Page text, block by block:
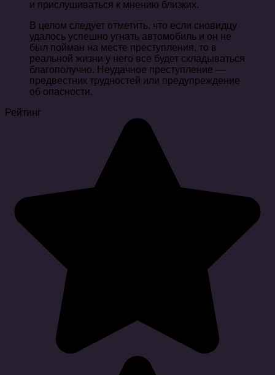
и прислушиваться к мнению близких.
В целом следует отметить, что если сновидцу
удалось успешно угнать автомобиль и он не
был пойман на месте преступления, то в
реальной жизни у него все будет складываться
благополучно. Неудачное преступление —
предвестник трудностей или предупреждение
об опасности.
Рейтинг